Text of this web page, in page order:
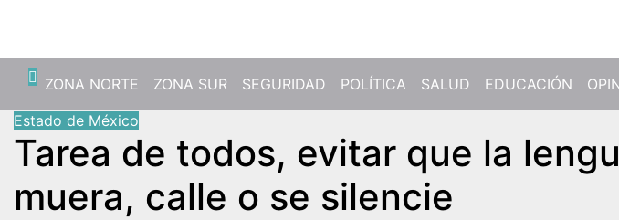
ZONA NORTE ZONA SUR SEGURIDAD POLÍTICA SALUD EDUCACIÓN
Estado de México
Tarea de todos, evitar que la
muera, calle o se silencie